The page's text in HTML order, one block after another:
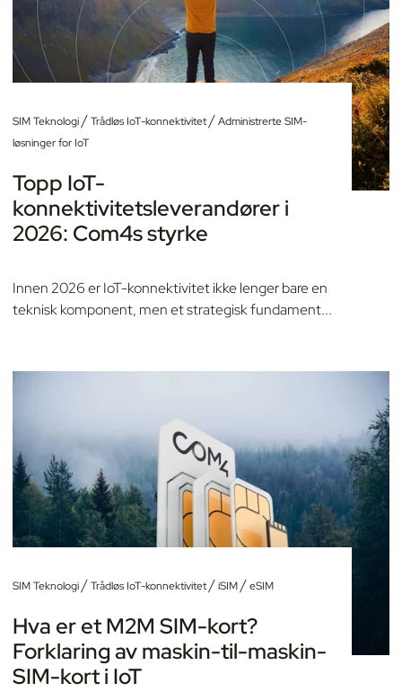
SIM Teknologi/Trådløs IoT-konnektivitet/Administrerte SIM-
løsninger for IoT
Topp IoT-
konnektivitetsleverandører i
2026: Com4s styrke
Innen 2026 er IoT-konnektivitet ikke lenger bare en
teknisk komponent, men et strategisk fundament...
SIM Teknologi/Trådløs IoT-konnektivitet/iSIM/eSIM
Hva er et M2M SIM-kort?
Forklaring av maskin-til-maskin-
SIM-kort i IoT